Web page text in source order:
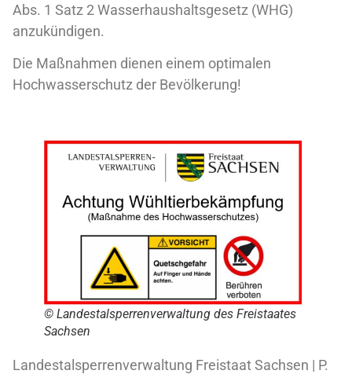
Abs. 1 Satz 2 Wasserhaushaltsgesetz (WHG)
anzukündigen.
Die Maßnahmen dienen einem optimalen
Hochwasserschutz der Bevölkerung!
© Landestalsperrenverwaltung des Freistaates
Sachsen
Landestalsperrenverwaltung Freistaat Sachsen | P.